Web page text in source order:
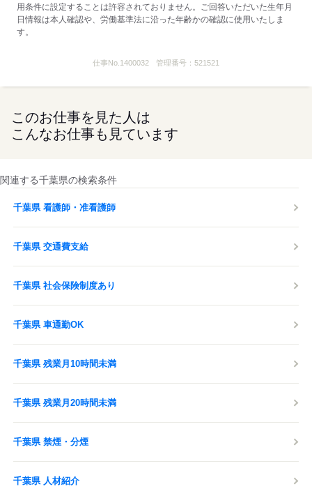
用条件に設定することは許容されておりません。ご回答いただいた生年月
日情報は本人確認や、労働基準法に沿った年齢かの確認に使用いたしま
す。
仕事No. 1400032 管理番号： 521521
このお仕事を見た人は
こんなお仕事も見ています
関連する千葉県の検索条件
千葉県 看護師・准看護師
千葉県 交通費支給
千葉県 社会保険制度あり
千葉県 車通勤OK
千葉県 残業月10時間未満
千葉県 残業月20時間未満
千葉県 禁煙・分煙
千葉県 人材紹介